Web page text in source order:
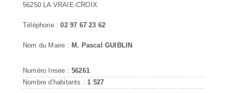
56250 LA VRAIE-CROIX
Téléphone :02 97 67 23 62
Nom du Maire : M. Pascal GUIBLIN
Numéro Insee : 56261
Nombre d'habitants : 1 527